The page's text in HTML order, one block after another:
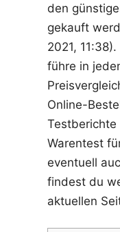
den
gekauft
2021,
führe in
Online-
Warentest
eventuell
findest du
aktuellen